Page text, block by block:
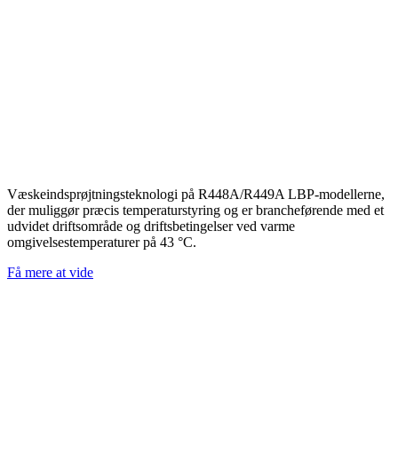
Væskeindsprøjtningsteknologi på R448A/R449A LBP-modellerne,
der muliggør præcis temperaturstyring og er brancheførende med et
udvidet driftsområde og driftsbetingelser ved varme
omgivelsestemperaturer på 43 °C.
Få mere at vide